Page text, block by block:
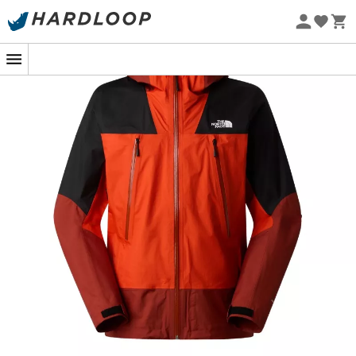
-5% Extra - Code Summer5
Signal 2.5L Dryvent Regenjacke von
The North Face
ist ein wahrer Verbündeter für Alpinisten. Dank ihrer
lagigen DryVent™-Technologie
bietet sie
zuverlässigen Schutz vor den härtesten